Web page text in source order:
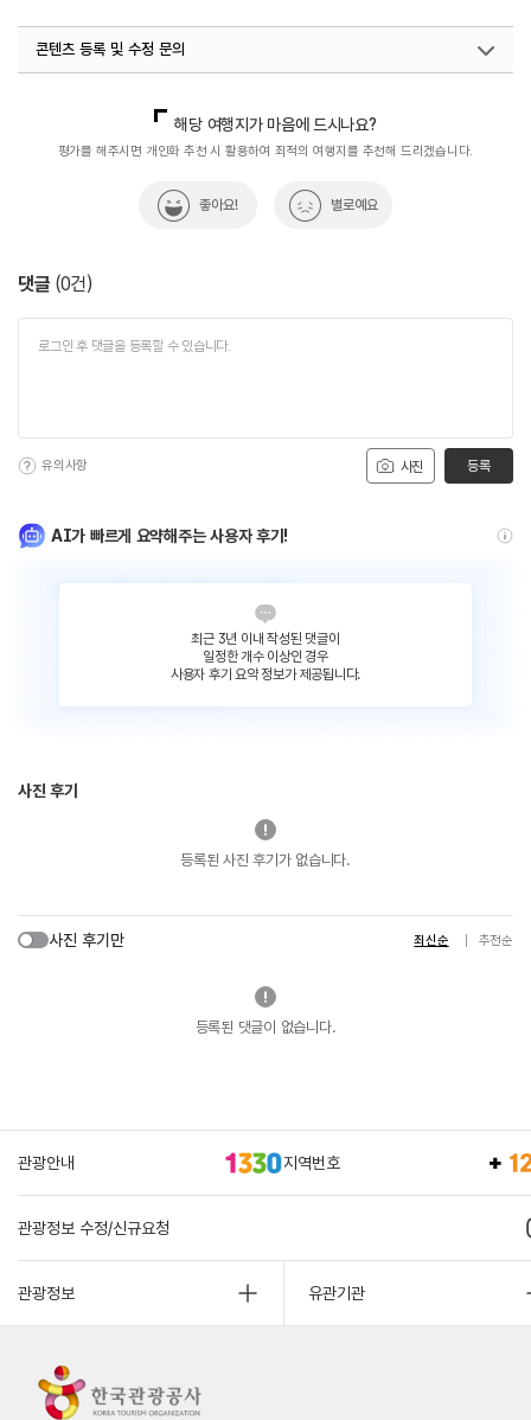
콘텐츠 등록 및 수정 문의
해당 여행지가 마음에 드시나요?
평가를 해주시면 개인화 추천 시 활용하여 최적의 여행지를 추천해 드리겠습니다.
좋아요! 별로예요
댓글 (0건)
사진
유의사항 등록
AI가 빠르게 요약해주는 사용자 후기!
최근 3년 이내 작성된 댓글이
일정한 개수 이상인 경우
사용자 후기 요약 정보가 제공됩니다.
사진 후기
등록된 사진 후기가 없습니다.
사진 후기만 최신순 추천순
등록된 댓글이 없습니다.
관광안내 지역번호
관광정보 수정/신규요청
관광정보 유관기관